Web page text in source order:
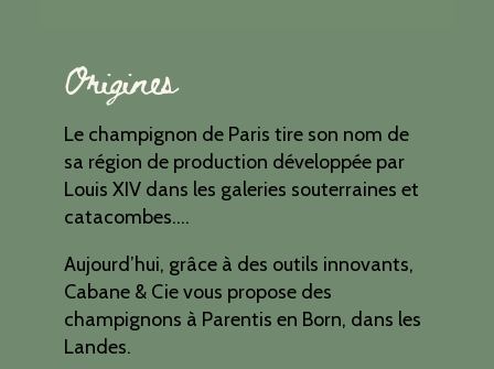
Origines
Le champignon de Paris tire son nom de
sa région de production développée par
Louis XIV dans les galeries souterraines et
catacombes….
Aujourd’hui, grâce à des outils innovants,
Cabane & Cie vous propose des
champignons à Parentis en Born, dans les
Landes.